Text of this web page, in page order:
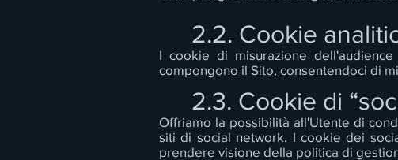
2.2. Cookie
I cookie di misurazione
compongono il Sito, consentendoci di
2.3. Cookie di
Offriamo la possibilità all'Utente di
siti di social network. I cookie dei
prendere visione della politica di